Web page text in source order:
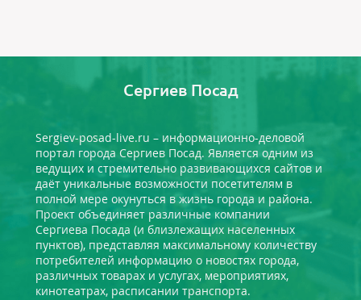
Сергиев Посад
Sergiev-posad-live.ru – информационно-деловой
портал города Сергиев Посад. Является одним из
ведущих и стремительно развивающихся сайтов и
даёт уникальные возможности посетителям в
полной мере окунуться в жизнь города и района.
Проект объединяет различные компании
Сергиева Посада (и близлежащих населенных
пунктов), представляя максимальному количеству
потребителей информацию о новостях города,
различных товарах и услугах, мероприятиях,
кинотеатрах, расписании транспорта.